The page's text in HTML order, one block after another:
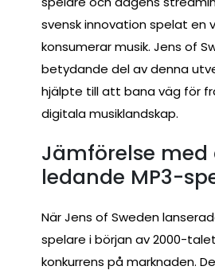
svensk innovation spelat en
konsumerar musik. Jens of
betydande del av denna
hjälpte till att bana väg för
digitala musiklandskap.
Jämförelse
ledande MP3-
När Jens of Sweden
spelare i början av 2000-
konkurrens på marknaden.